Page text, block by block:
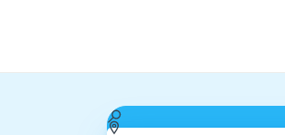
Beruf oder